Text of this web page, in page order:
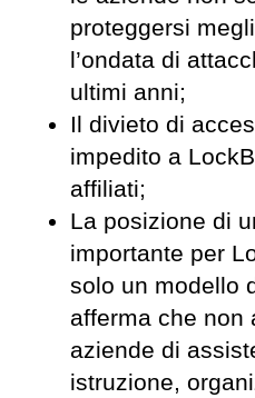
proteggersi
l’ondata di
ultimi anni;
Il divieto di
impedito a
affiliati;
La posizione di
importante per
solo un modello
afferma che non
aziende di
istruzione,